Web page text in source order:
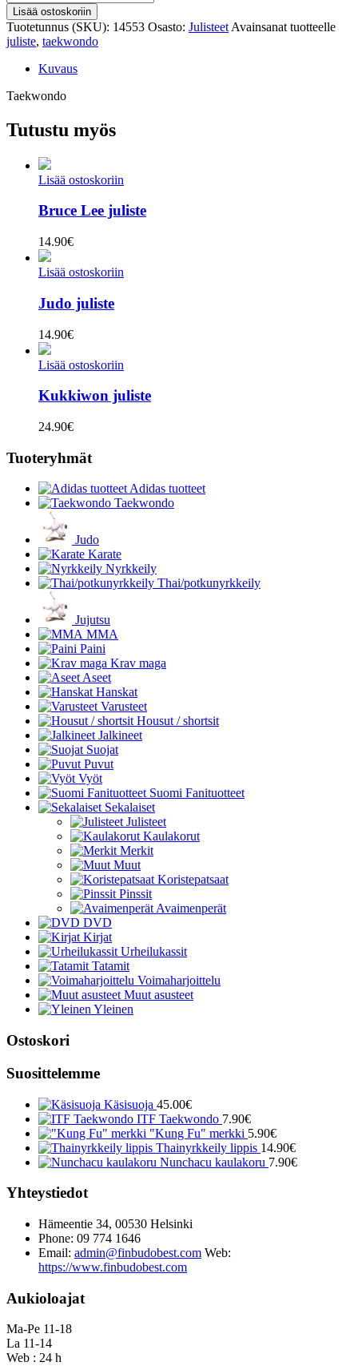
juliste
määrä
Lisää ostoskoriin
Tuotetunnus (SKU): 14553 Osasto: Julisteet Avainsanat tuotteelle
juliste, taekwondo
Kuvaus
Taekwondo
Tutustu myös
Lisää ostoskoriin
Bruce Lee juliste
14.90€
Lisää ostoskoriin
Judo juliste
14.90€
Lisää ostoskoriin
Kukkiwon juliste
24.90€
Tuoteryhmät
Adidas tuotteet
Taekwondo
Judo
Karate
Nyrkkeily
Thai/potkunyrkkeily
Jujutsu
MMA
Paini
Krav maga
Aseet
Hanskat
Varusteet
Housut / shortsit
Jalkineet
Suojat
Puvut
Vyöt
Suomi Fanituotteet
Sekalaiset
Julisteet
Kaulakorut
Merkit
Muut
Koristepatsaat
Pinssit
Avaimenperät
DVD
Kirjat
Urheilukassit
Tatamit
Voimaharjoittelu
Muut asusteet
Yleinen
Ostoskori
Suosittelemme
Käsisuoja 45.00€
ITF Taekwondo 7.90€
"Kung Fu" merkki 5.90€
Thainyrkkeily lippis 14.90€
Nunchacu kaulakoru 7.90€
Yhteystiedot
Hämeentie 34, 00530 Helsinki
Phone: 09 774 1646
Email: admin@finbudobest.com Web:
https://www.finbudobest.com
Aukioloajat
Ma-Pe 11-18
La 11-14
Web : 24 h